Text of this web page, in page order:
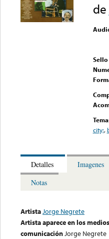
de
Sello
city;,
Detalles
Imagenes
Notas
ArtistaJorge Negrete
Artista aparece en los
comunicaciónJorge Negrete